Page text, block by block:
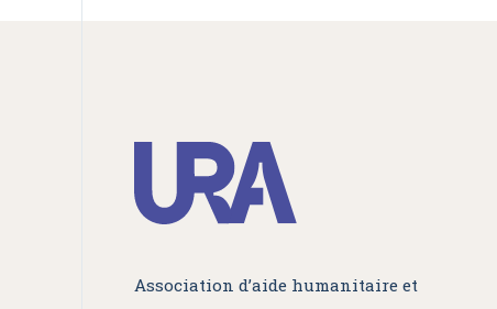
Association d’aide humanitaire et